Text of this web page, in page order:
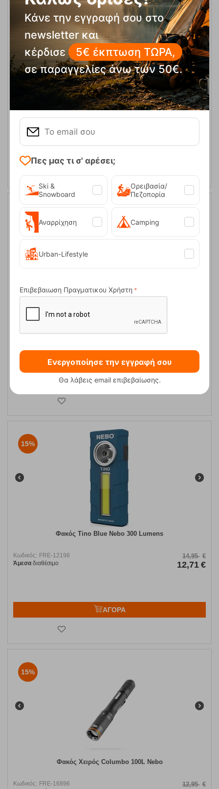
Φανάρι Galileo Tempest 350L Nebo
FRE-18085
24,95 €
21,21 €
15%
Άμεσαδιαθέσιμο
ΑΓΟΡΑ
15%
Φακός Tino Blue Nebo 300 Lumens
Κωδικός: FRE-12198
Άμεσα διαθέσιμο
14,95 €
12,71 €
ΑΓΟΡΑ
15%
Φακός Χειρός Columbo 100L Nebo
Κωδικός: FRE-16896
12,95 €
Κάνε την εγγραφή σου στο
newsletter και
κέρδισε
5€ έκπτωση ΤΩΡΑ,
σε παραγγελίες άνω των 50€.
Πες μας τι σ' αρέσει;
Ski &
Snowboard
Ορειβασία/
Πεζοπορία
Αναρρίχηση Camping
Urban-Lifestyle
Επιβεβαιωση Πραγματικου Χρήστη
Ενεργοποίησε την εγγραφή σου
Θα λάβεις email επιβεβαίωσης.